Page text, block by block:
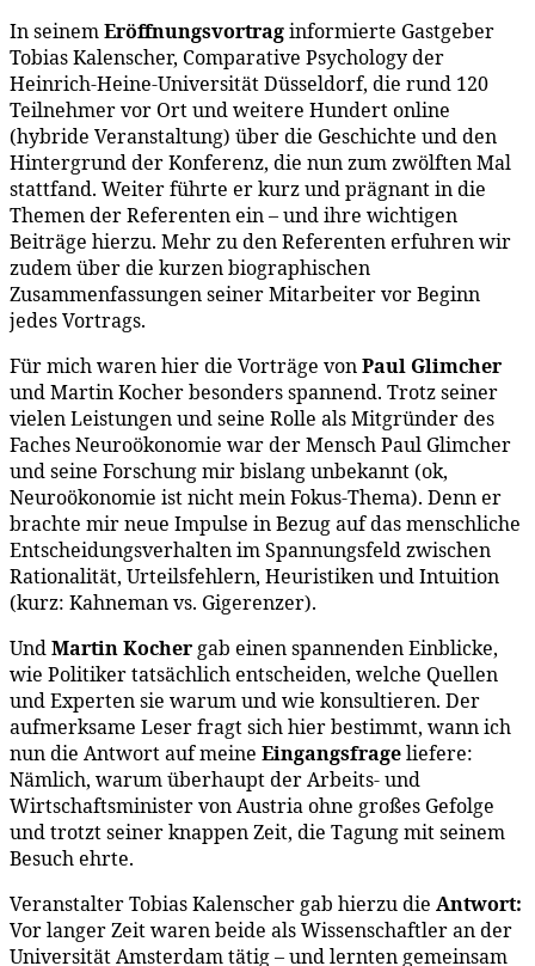
In seinemEröffnungsvortraginformierte Gastgeber
Tobias Kalenscher, Comparative Psychology der
Heinrich-Heine-Universität Düsseldorf, die rund 120
Teilnehmer vor Ort und weitere Hundert online
(hybride Veranstaltung) über die Geschichte und den
Hintergrund der Konferenz, die nun zum zwölften Mal
stattfand. Weiter führte er kurz und prägnant in die
Themen der Referenten ein – und ihre wichtigen
Beiträge hierzu. Mehr zu den Referenten erfuhren wir
zudem über die kurzen biographischen
Zusammenfassungen seiner Mitarbeiter vor Beginn
jedes Vortrags.
Für mich waren hier die Vorträge vonPaul Glimcher
und Martin Kocher besonders spannend. Trotz seiner
vielen Leistungen und seine Rolle als Mitgründer des
Faches Neuroökonomie war der Mensch Paul Glimcher
und seine Forschung mir bislang unbekannt (ok,
Neuroökonomie ist nicht mein Fokus-Thema). Denn er
brachte mir neue Impulse in Bezug auf das menschliche
Entscheidungsverhalten im Spannungsfeld zwischen
Rationalität, Urteilsfehlern, Heuristiken und Intuition
(kurz: Kahneman vs. Gigerenzer).
UndMartin Kocher gab einen spannenden Einblicke,
wie Politiker tatsächlich entscheiden, welche Quellen
und Experten sie warum und wie konsultieren. Der
aufmerksame Leser fragt sich hier bestimmt, wann ich
nun die Antwort auf meine Eingangsfrageliefere:
Nämlich, warum überhaupt der Arbeits- und
Wirtschaftsminister von Austria ohne großes Gefolge
und trotzt seiner knappen Zeit, die Tagung mit seinem
Besuch ehrte.
Veranstalter Tobias Kalenscher gab hierzu die Antwort:
Vor langer Zeit waren beide als Wissenschaftler an der
Universität Amsterdam tätig – und lernten gemeinsam